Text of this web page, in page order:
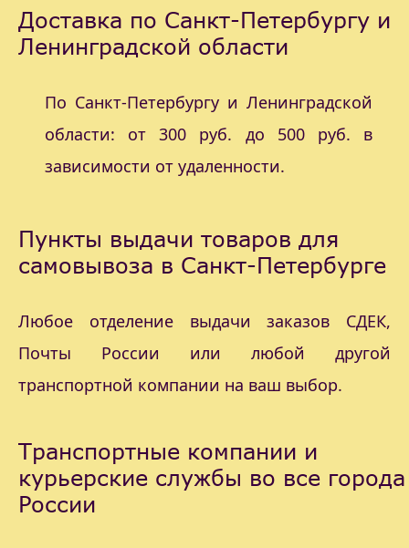
Доставка по Санкт-Петербургу и
Ленинградской области
По Санкт-Петербургу и Ленинградской
области: от 300 руб. до 500 руб. в
зависимости от удаленности.
Пункты выдачи товаров для
самовывоза в Санкт-Петербурге
Любое отделение выдачи заказов СДЕК,
Почты России или любой другой
транспортной компании на ваш выбор.
Транспортные компании и
курьерские службы во все города
России